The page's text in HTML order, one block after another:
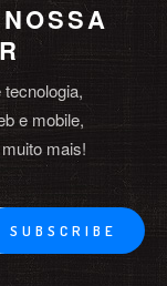
e mobile,
mais!